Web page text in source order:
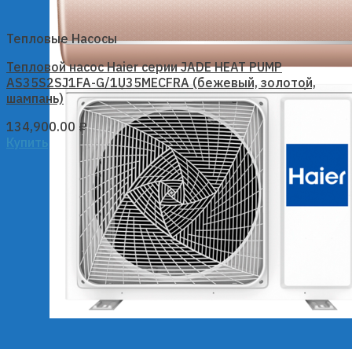
Тепловые Насосы
Тепловой насос Haier серии JADE HEAT PUMP
AS35S2SJ1FA-G/1U35MECFRA (бежевый, золотой,
шампань)
134,900.00 ₽
Купить